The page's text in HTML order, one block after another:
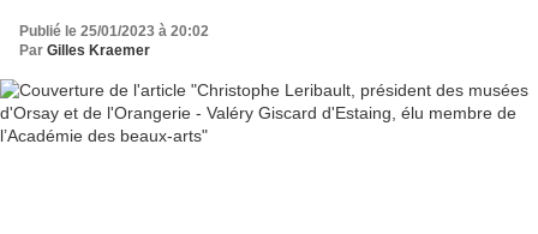
Publié le 25/01/2023 à 20:02
Par Gilles Kraemer